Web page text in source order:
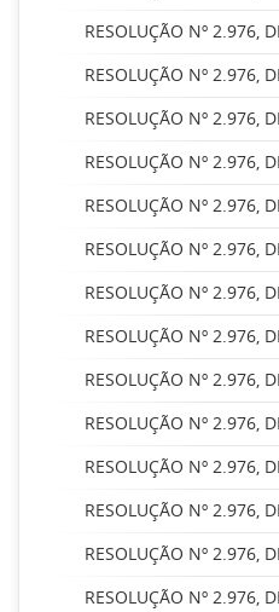
RESOLUÇÃO Nº 2.976,
RESOLUÇÃO Nº 2.976,
RESOLUÇÃO Nº 2.976,
RESOLUÇÃO Nº 2.976,
RESOLUÇÃO Nº 2.976,
RESOLUÇÃO Nº 2.976,
RESOLUÇÃO Nº 2.976,
RESOLUÇÃO Nº 2.976,
RESOLUÇÃO Nº 2.976,
RESOLUÇÃO Nº 2.976,
RESOLUÇÃO Nº 2.976,
RESOLUÇÃO Nº 2.976,
RESOLUÇÃO Nº 2.976,
RESOLUÇÃO Nº 2.976,